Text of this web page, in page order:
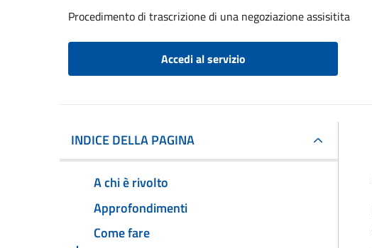
Procedimento di trascrizione di una negoziazione assisitita
Accedi al servizio
INDICE DELLA PAGINA
A chi è rivolto
Approfondimenti
Come fare